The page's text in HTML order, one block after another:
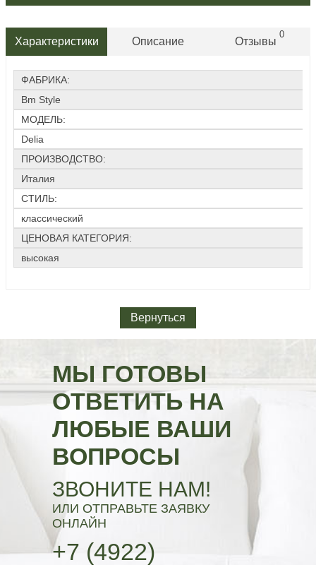
Характеристики Описание Отзывы
0
ФАБРИКА:
Bm Style
МОДЕЛЬ:
Delia
ПРОИЗВОДСТВО:
Италия
СТИЛЬ:
классический
ЦЕНОВАЯ КАТЕГОРИЯ:
высокая
Вернуться
МЫ ГОТОВЫ
ОТВЕТИТЬ НА
ЛЮБЫЕ ВАШИ
ВОПРОСЫ
ЗВОНИТЕ НАМ!
ИЛИ ОТПРАВЬТЕ ЗАЯВКУ
ОНЛАЙН
+7 (4922)